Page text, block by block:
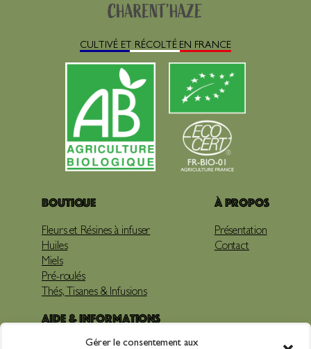
Gérer le consentement aux
CULTIVÉ ET RÉCOLTÉ EN FRANCE
Boutique
Fleurs et Résines à infuser
Huiles
Miels
Pré-roulés
Thés, Tisanes & Infusions
À propos
Présentation
Contact
Aide & Informations